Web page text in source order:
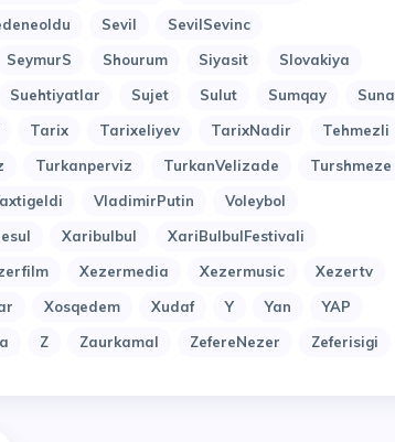
Sevil
SevilSevinc
SeymurS Shourum Siyasit
Slovakiya
Suehtiyatlar Sujet Sulut Sumqay
Suna
Tarix Tarixeliyev TarixNadir
Tehmezli
Turkanperviz TurkanVelizade
Turshmeze
VladimirPutin
Voleybol
Xaribulbul
XariBulbulFestivali
Xezermedia Xezermusic
Xezertv
Xosqedem Xudaf Y Yan
YAP
Z Zaurkamal ZefereNezer Zeferisigi